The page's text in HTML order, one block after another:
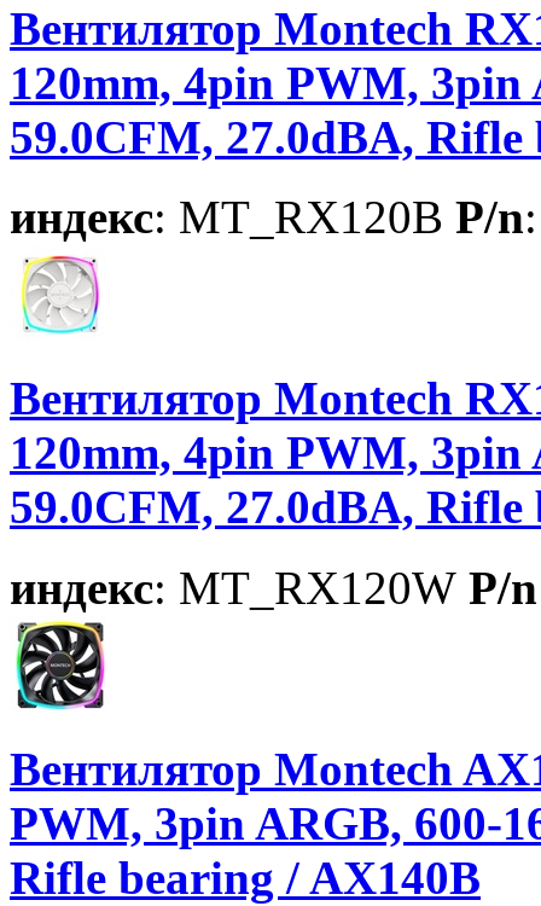
Вентилятор Montech
120mm, 4pin PWM, 3pin
59.0CFM, 27.0dBA, Rifle
индекс: MT_RX120B P/n
Вентилятор Montech
120mm, 4pin PWM, 3pin
59.0CFM, 27.0dBA,
индекс: MT_RX120W P/n
Вентилятор Montech
PWM, 3pin ARGB, 600-
Rifle bearing / AX140B